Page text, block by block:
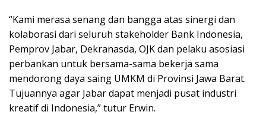
“Kami merasa senang dan bangga atas sinergi dan
kolaborasi dari seluruh stakeholder Bank Indonesia,
Pemprov Jabar, Dekranasda, OJK dan pelaku asosiasi
perbankan untuk bersama-sama bekerja sama
mendorong daya saing UMKM di Provinsi Jawa Barat.
Tujuannya agar Jabar dapat menjadi pusat industri
kreatif di Indonesia,” tutur Erwin.